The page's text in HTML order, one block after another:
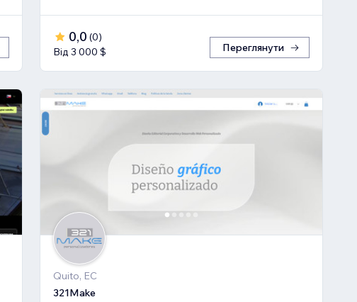
0,0 (0)
Від 3 000 $
Переглянути
Quito, EC
321Make